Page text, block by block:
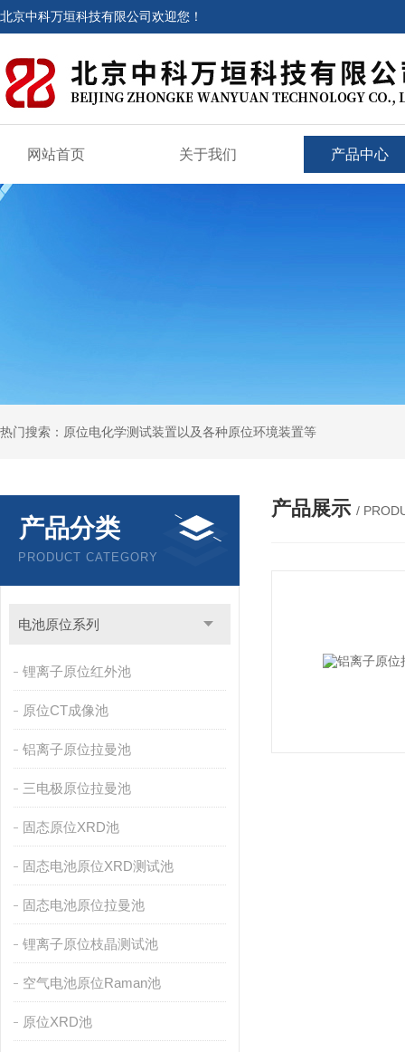
北京中科万垣科技有限公司欢迎您！
网站首页 关于我们 产品中心
热门搜索：原位电化学测试装置以及各种原位环境装置等
产品分类
PRODUCT CATEGORY
电池原位系列
锂离子原位红外池
原位CT成像池
铝离子原位拉曼池
三电极原位拉曼池
固态原位XRD池
固态电池原位XRD测试池
固态电池原位拉曼池
锂离子原位枝晶测试池
空气电池原位Raman池
原位XRD池
产品展示 /